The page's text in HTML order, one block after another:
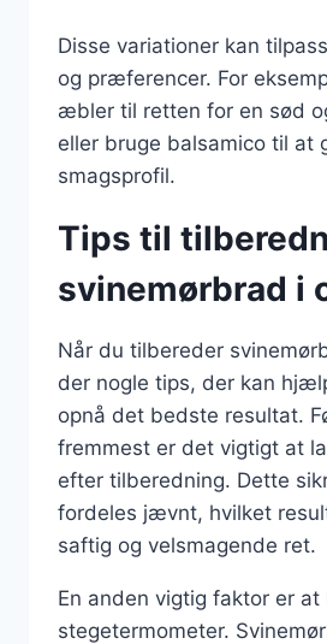
Disse variationer kan
og præferencer. For
æbler til retten for en sød
eller bruge balsamico til at
smagsprofil.
Tips til
svinemørbrad i
Når du tilbereder
der nogle tips, der kan
opnå det bedste resultat.
fremmest er det vigtigt at
efter tilberedning. Dette
fordeles jævnt, hvilket
saftig og velsmagende ret.
En anden vigtig faktor er at
stegetermometer.